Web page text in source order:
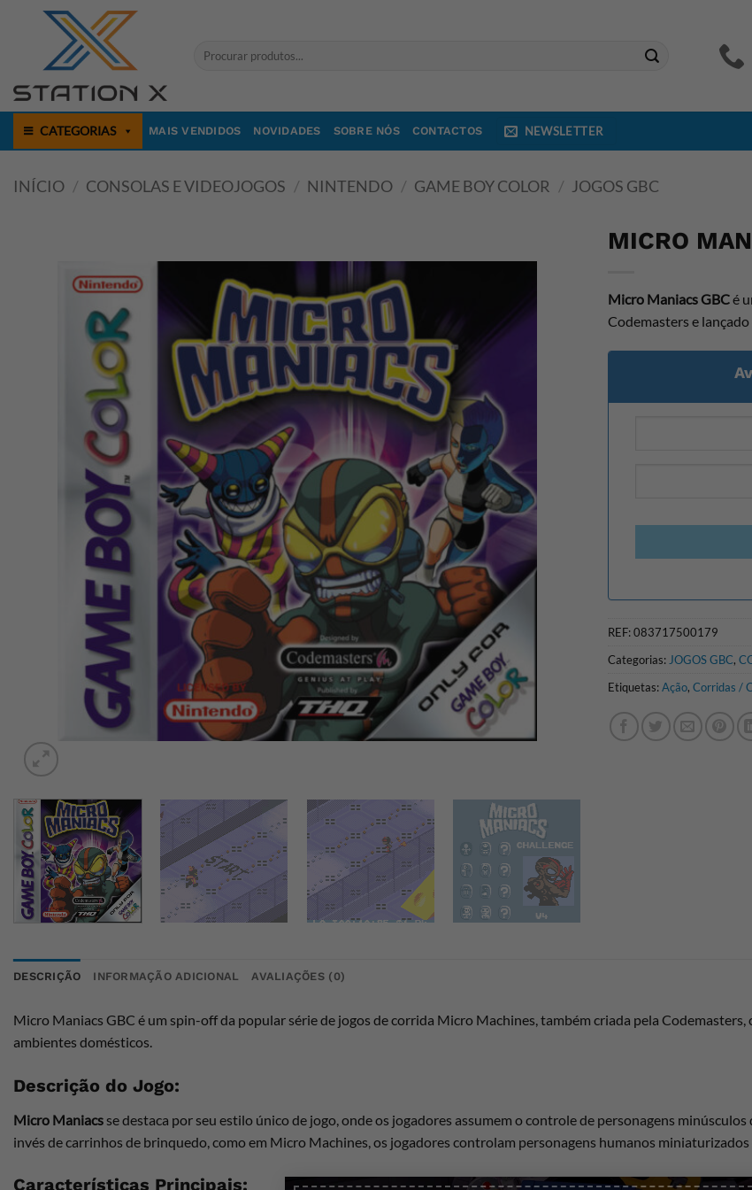
Pesquisar
CATEGORIAS MAIS VENDIDOS NOVIDADES SOBRE NÓS CONTACTOS NEWSLETTER
INÍCIO / CONSOLAS E VIDEOJOGOS / NINTENDO / GAME BOY COLOR / JOGOS GBC
MICRO
Micro Maniacs GBCé
Codemasters e
REF:083717500179
Categorias: JOGOS GBC,
Etiquetas:Ação, Corridas /
DESCRIÇÃO INFORMAÇÃO ADICIONAL AVALIAÇÕES (0)
Micro Maniacs GBC é um spin-off da popular série de jogos de corrida Micro Machines, também criada pela
ambientes domésticos.
Descrição do Jogo:
Micro Maniacs se destaca por seu estilo único de jogo, onde os jogadores assumem o controle de personagens
invés de carrinhos de brinquedo, como em Micro Machines, os jogadores controlam personagens humanos miniaturizados
Características Principais: